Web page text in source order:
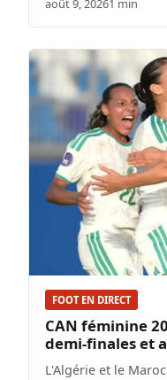
août 9, 20261 min
FOOT EN DIRECT
CAN féminine
demi-finales et
L'Algérie et le